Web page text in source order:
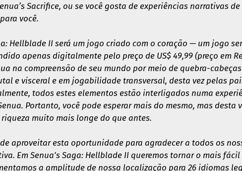
Sacrifice, ou se você gosta de experiências narrativas
você.
Hellblade II será um jogo criado com o coração — um jogo
apenas digitalmente pelo preço de US$ 49,99 (preço em
na compreensão de seu mundo por meio de quebra-
e visceral e em jogabilidade transversal, desta vez pelas
todos estes elementos estão interligados numa
Portanto, você pode esperar mais do mesmo, mas
muito mais longe do que antes.
aproveitar esta oportunidade para agradecer a todos os
Em Senua's Saga: Hellblade II queremos tornar o mais
a amplitude de nossa localização para 26 idiomas